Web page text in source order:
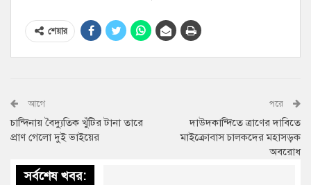
শেয়ার
আগে
চান্দিনায় বৈদ্যুতিক খুঁটির টানা তারে
প্রাণ গেলো দুই ভাইয়ের
পরে
দাউদকান্দিতে ত্রাণের দাবিতে
মাইক্রোবাস চালকদের মহাসড়ক
অবরোধ
সর্বশেষ খবর: